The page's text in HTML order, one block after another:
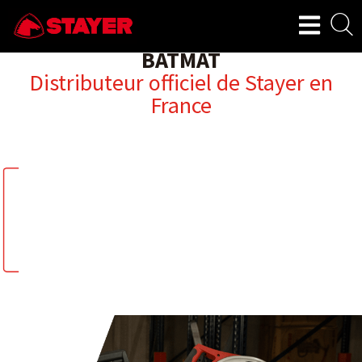
BATMAT
Distributeur officiel de Stayer en
France